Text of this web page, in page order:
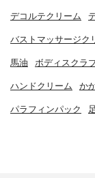
デコルテクリーム
バストマッサージク
馬油 ボディスクラ
ハンドクリーム か
パラフィンパック